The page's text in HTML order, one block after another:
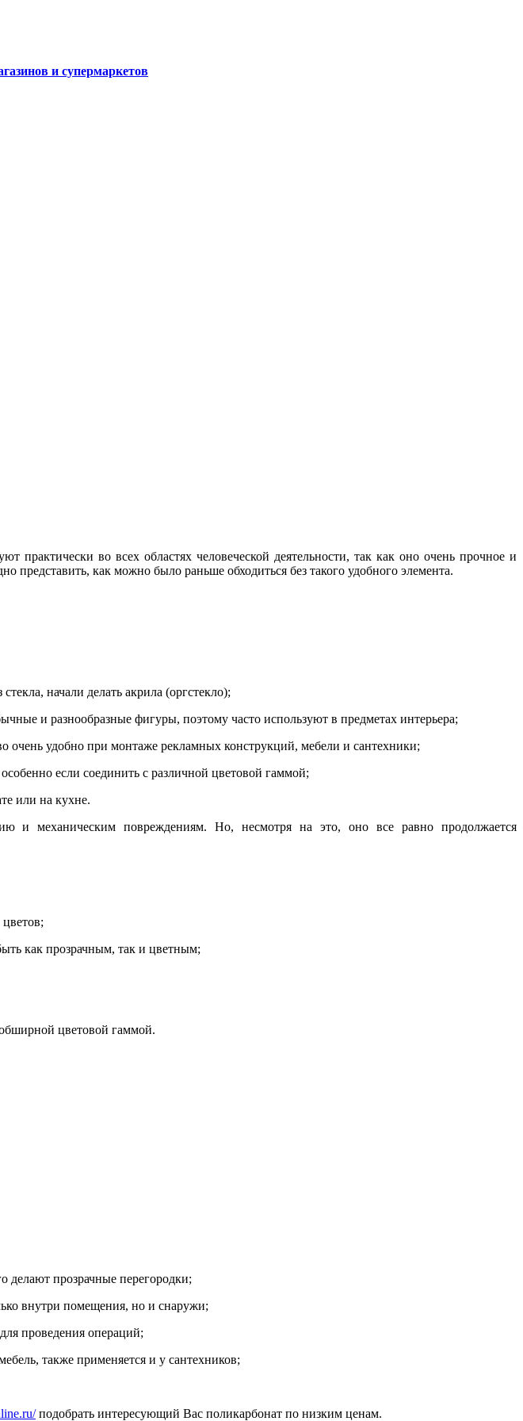
и супермаркетов
практически во всех областях человеческой деятельности, так как оно очень прочное и
как можно было раньше обходиться без такого удобного элемента.
начали делать акрила (оргстекло);
и разнообразные фигуры, поэтому часто используют в предметах интерьера;
очень удобно при монтаже рекламных конструкций, мебели и сантехники;
если соединить с различной цветовой гаммой;
или на кухне.
и механическим повреждениям. Но, несмотря на это, оно все равно продолжается
как прозрачным, так и цветным;
цветовой гаммой.
делают прозрачные перегородки;
внутри помещения, но и снаружи;
проведения операций;
также применяется и у сантехников;
подобрать интересующий Вас поликарбонат по низким ценам.